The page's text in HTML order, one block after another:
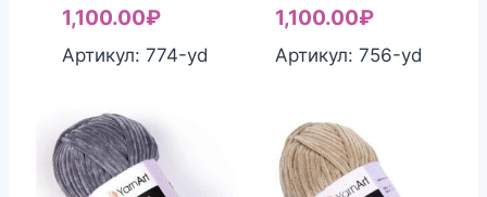
1,100.00₽
Артикул: 774-yd
1,100.00₽
Артикул: 756-yd